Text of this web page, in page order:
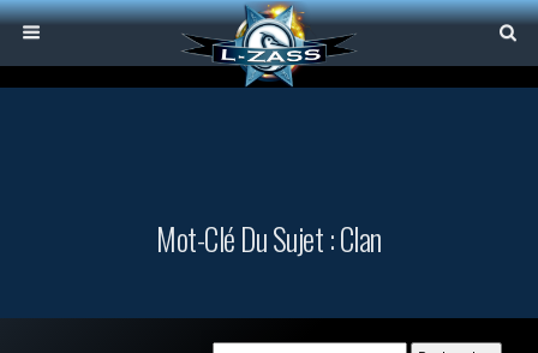
Mot-Clé Du Sujet : Clan